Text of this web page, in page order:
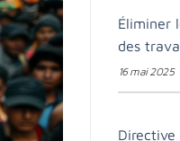
Éliminer
des
16 mai 2025
Directive